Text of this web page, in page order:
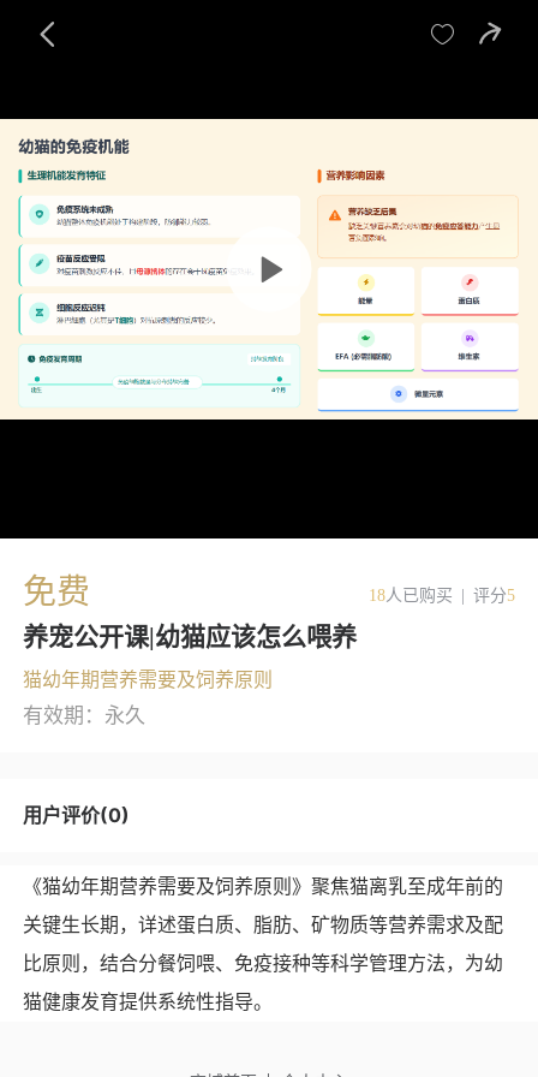


免费 18人已购买 评分5
养宠公开课|幼猫应该怎么喂养
猫幼年期营养需要及饲养原则
有效期：永久
《猫幼年期营养需要及饲养原则》聚焦猫离乳至成年前的
关键生长期，详述蛋白质、脂肪、矿物质等营养需求及配
比原则，结合分餐饲喂、免疫接种等科学管理方法，为幼
猫健康发育提供系统性指导。
用户评价(0)